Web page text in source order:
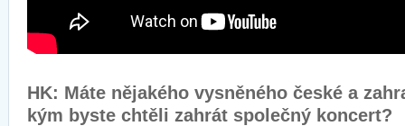
HK: Máte nějakého vysněného české a
kým byste chtěli zahrát společný koncert?